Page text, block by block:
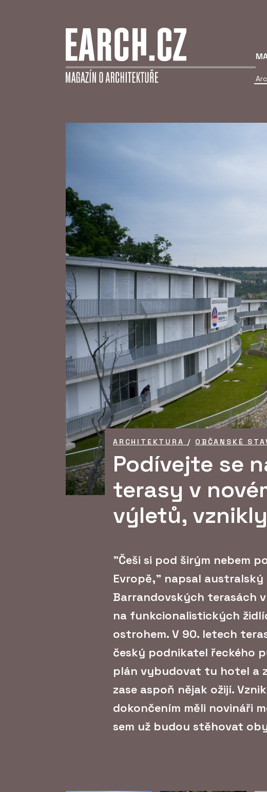
ARCHITEKTURA / OBČANSKÉ
Podívejte se
terasy v
výletů,
"Češi si pod širým nebem
Evropě," napsal
Barrandovských terasách
na funkcionalistických
ostrohem. V 90. letech
český podnikatel řeckého
plán vybudovat tu hotel a
zase aspoň nějak ožijí.
dokončením měli novináři
sem už budou stěhovat